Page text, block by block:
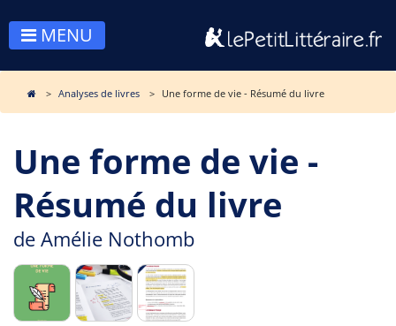
MENU
Analyses de livres Une forme de vie - Résumé du livre
Une forme de vie -
Résumé du livre
de Amélie Nothomb